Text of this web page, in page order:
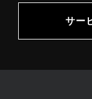
サー